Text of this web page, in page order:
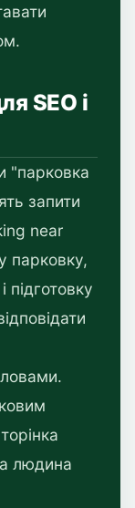
SEO і
"парковка
запити
near
парковку,
підготовку
людина